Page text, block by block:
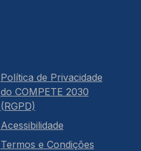
Política de Privacidade
do COMPETE 2030
(RGPD)
Acessibilidade
Termos e Condições